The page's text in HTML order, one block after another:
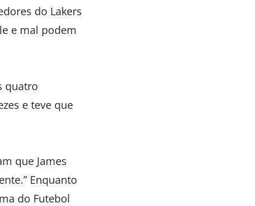
do Lakers
e mal podem
quatro
e teve que
que James
Enquanto
do Futebol